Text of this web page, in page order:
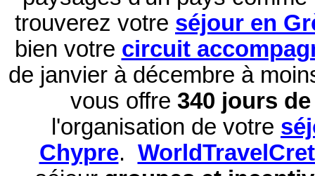
trouverez votre séjour en
bien votre circuit
de janvier à décembre à
vous offre 340 jours
l'organisation de votre
Chypre.